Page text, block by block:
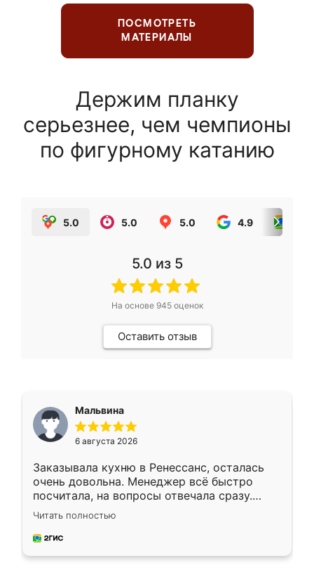
ПОСМОТРЕТЬ
МАТЕРИАЛЫ
Держим планку
серьезнее, чем чемпионы
по фигурному катанию
5.0 5.0 5.0 4.9
5.0 из 5
На основе 945оценок
Оставить отзыв
Мальвина
6 августа 2026
Заказывала кухню в Ренессанс, осталась
очень довольна. Менеджер всё быстро
посчитала, на вопросы отвечала сразу.
Замерщик приехал в субботу, подошёл к
делу со всей ответственностью. Собрали
за день, ребята работали аккуратно, даже
Читать полностью